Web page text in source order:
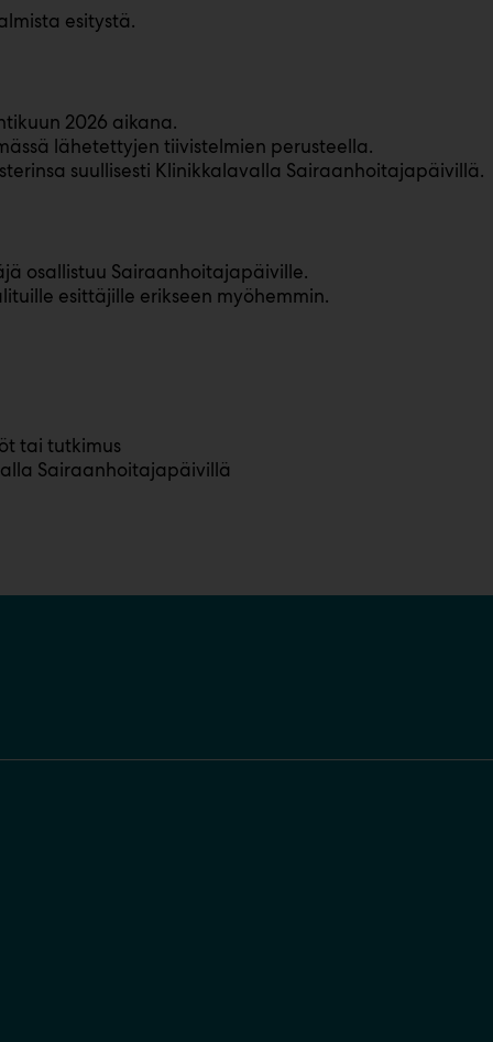
esitystä.
2026 aikana.
lähetettyjen tiivistelmien perusteella.
suullisesti Klinikkalavalla Sairaanhoitajapäivillä.
osallistuu Sairaanhoitajapäiville.
esittäjille erikseen myöhemmin.
tai tutkimus
Sairaanhoitajapäivillä